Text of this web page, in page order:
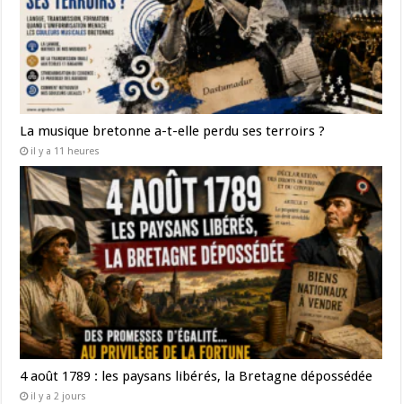
La musique bretonne a-t-elle perdu ses terroirs ?
il y a 11 heures
4 août 1789 : les paysans libérés, la Bretagne dépossédée
il y a 2 jours